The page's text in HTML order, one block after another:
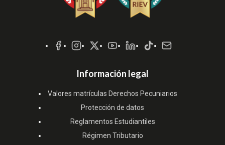
Sociales
Información legal
Valores matrículas Derechos Pecuniarios
Protección de datos
Reglamentos Estudiantiles
Régimen Tributario